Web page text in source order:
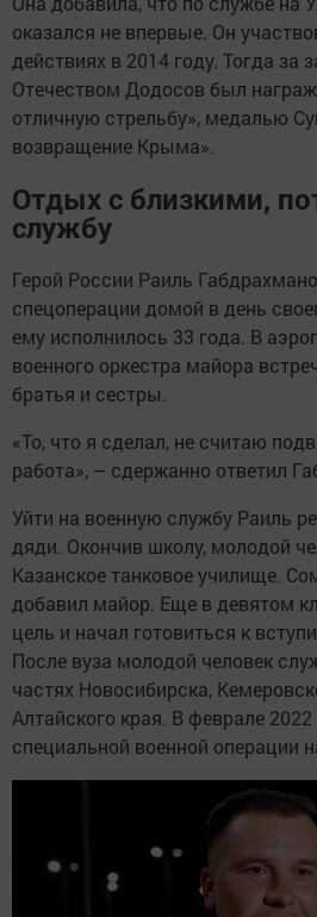
оказался не впервые. Он
действиях в 2014 году. Тогда за
Отечеством Додосов был
отличную стрельбу», медалью
возвращение Крыма».
Отдых с близкими,
службу
Герой России Раиль
спецоперации домой в день
ему исполнилось 33 года. В
военного оркестра майора
братья и сестры.
«То, что я сделал, не считаю
работа», – сдержанно ответил
Уйти на военную службу Раиль
дяди. Окончив школу, молодой
Казанское танковое училище.
добавил майор. Еще в девятом
цель и начал готовиться к
После вуза молодой человек
частях Новосибирска,
Алтайского края. В феврале 2022
специальной военной операции